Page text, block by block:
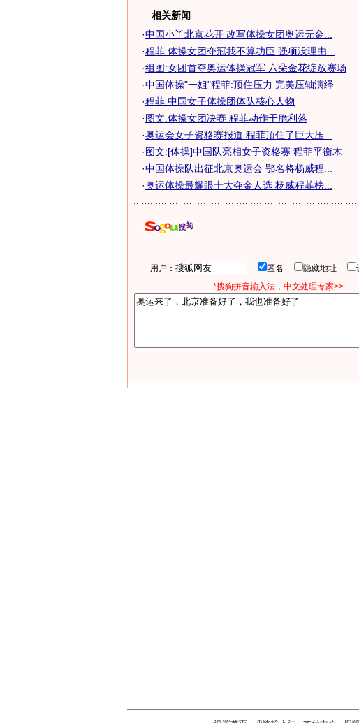
相关新闻
·中国小丫北京花开 改写体操女团奥运无金...
·程菲:体操女团夺冠我不算功臣 强项没理由...
·组图:女团首夺奥运体操冠军 六朵金花绽放赛场
·中国体操"一姐"程菲:顶住压力 完美压轴演绎
·程菲 中国女子体操团体队核心人物
·图文:体操女团决赛 程菲动作干脆利落
·奥运会女子资格赛报道 程菲顶住了巨大压...
·图文:[体操]中国队亮相女子资格赛 程菲平衡木
·中国体操队出征北京奥运会 鄂名将杨威程...
·奥运体操最耀眼十大夺金人选 杨威程菲榜...
用户： 匿名 隐藏地址
*搜狗拼音输入法，中文处理专家>>